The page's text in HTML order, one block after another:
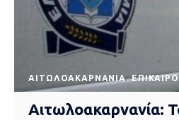
AΙΤΩΛΟΑΚΑΡΝΑΝΊΑ
Αιτωλοακαρνανία: